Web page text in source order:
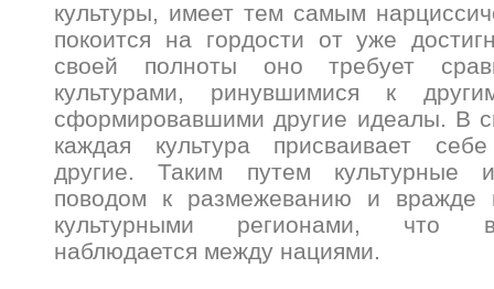
культуры, имеет тем самым
покоится на гордости от уже
своей полноты оно требует
культурами, ринувшимися к
сформировавшими другие идеалы. В
каждая культура присваивает
другие. Таким путем культурные
поводом к размежеванию и вражде
культурными регионами, что
наблюдается между нациями.